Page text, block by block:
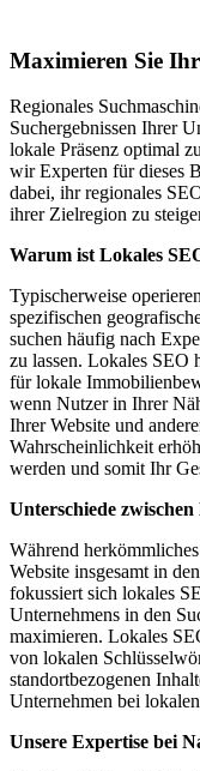
Maximieren Sie
Regionales
Suchergebnissen Ihrer
lokale Präsenz optimal
wir Experten für dieses
dabei, ihr regionales
ihrer Zielregion zu
Warum ist Lokales
Typischerweise
spezifischen
suchen häufig nach
zu lassen. Lokales SEO
für lokale
wenn Nutzer in Ihrer
Ihrer Website und
Wahrscheinlichkeit
werden und somit Ihr
Unterschiede
Während
Website insgesamt in
fokussiert sich lokales
Unternehmens in den
maximieren. Lokales
von lokalen
standortbezogenen
Unternehmen bei
Unsere Expertise bei